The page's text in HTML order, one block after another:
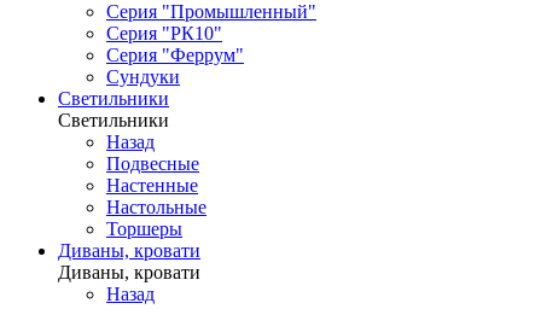
Серия "Промышленный"
Серия "РК10"
Серия "Феррум"
Сундуки
Светильники
Светильники
Назад
Подвесные
Настенные
Настольные
Торшеры
Диваны, кровати
Диваны, кровати
Назад